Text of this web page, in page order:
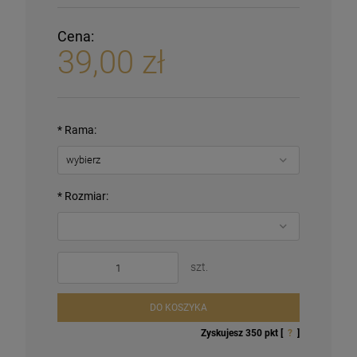
Cena:
39,00 zł
* Rama:
* Rozmiar:
szt.
DO KOSZYKA
Zyskujesz 350 pkt [ ? ]